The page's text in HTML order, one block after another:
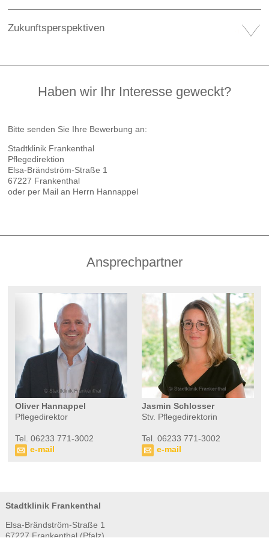
Zukunftsperspektiven
Haben wir Ihr Interesse geweckt?
Bitte senden Sie Ihre Bewerbung an:
Stadtklinik Frankenthal
Pflegedirektion
Elsa-Brändström-Straße 1
67227 Frankenthal
oder per Mail an Herrn Hannappel
Ansprechpartner
Oliver Hannappel
Pflegedirektor
Tel. 06233 771-3002
e-mail
Jasmin Schlosser
Stv. Pflegedirektorin
Tel. 06233 771-3002
e-mail
Stadtklinik Frankenthal
Elsa-Brändström-Straße 1
67227 Frankenthal (Pfalz)
processing of the data read out. I am aware that I can refuse my consent by
Policyand theTransparancy Document.